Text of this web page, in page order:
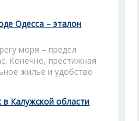
Одесса – эталон
моря – предел
Конечно, престижная
жильё и удобство
Калужской области